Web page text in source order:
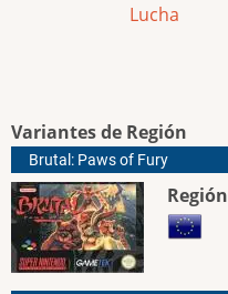
Lucha
Variantes de Región
Brutal: Paws of Fury
Región